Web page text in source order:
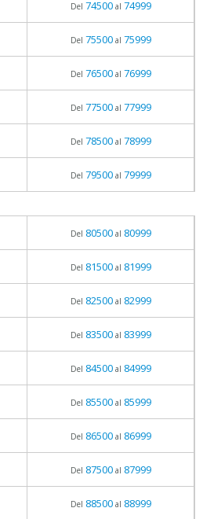
Del 74500al 74999
Del 75500al 75999
Del 76500al 76999
Del 77500al 77999
Del 78500al 78999
Del 79500al 79999
Del 80500al 80999
Del 81500al 81999
Del 82500al 82999
Del 83500al 83999
Del 84500al 84999
Del 85500al 85999
Del 86500al 86999
Del 87500al 87999
Del 88500al 88999